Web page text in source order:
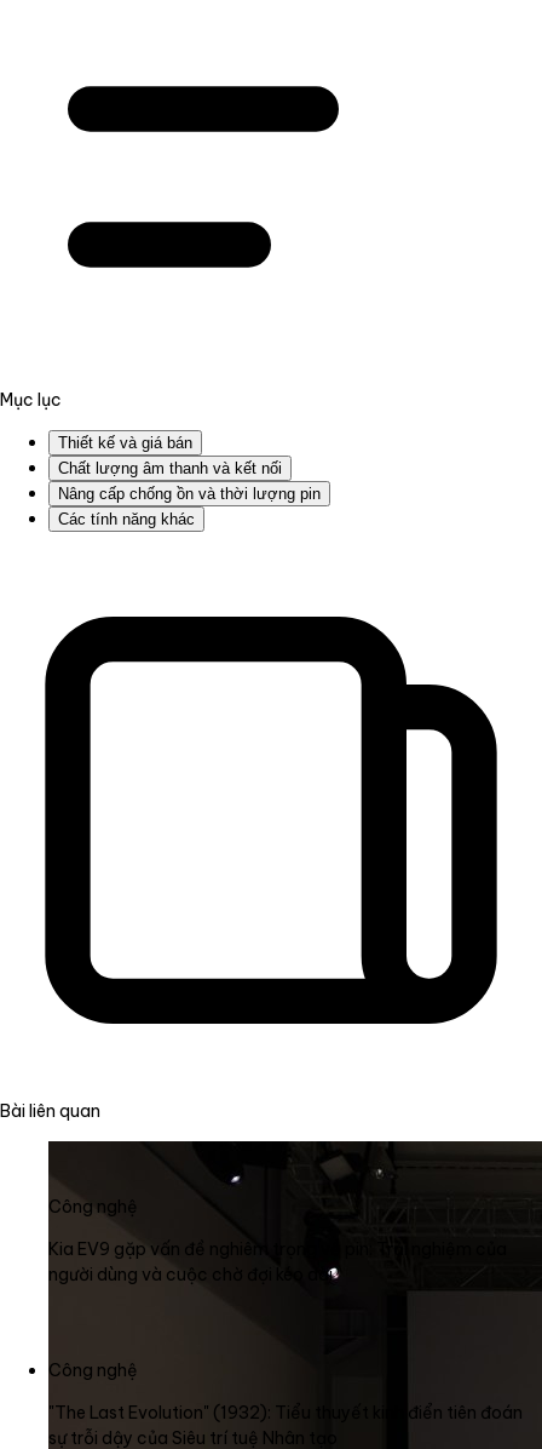
Mục lục
Thiết kế và giá bán
Chất lượng âm thanh và kết nối
Nâng cấp chống ồn và thời lượng pin
Các tính năng khác
Bài liên quan
Công nghệ
Kia EV9 gặp vấn đề nghiêm trọng về pin: Trải nghiệm của
người dùng và cuộc chờ đợi kéo dài
Công nghệ
"The Last Evolution" (1932): Tiểu thuyết kinh điển tiên đoán
sự trỗi dậy của Siêu trí tuệ Nhân tạo